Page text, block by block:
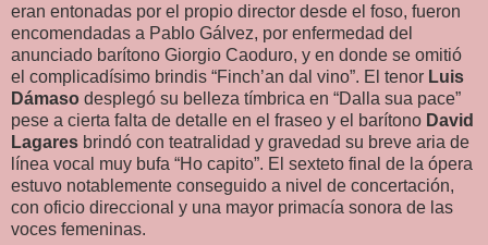
eran entonadas por el propio director desde el foso, fueron
encomendadas a Pablo Gálvez, por enfermedad del
anunciado barítono Giorgio Caoduro, y en donde se omitió
el complicadísimo brindis “Finch’an dal vino”. El tenor Luis
Dámaso desplegó su belleza tímbrica en “Dalla sua pace”
pese a cierta falta de detalle en el fraseo y el barítono David
Lagares brindó con teatralidad y gravedad su breve aria de
línea vocal muy bufa “Ho capito”. El sexteto final de la ópera
estuvo notablemente conseguido a nivel de concertación,
con oficio direccional y una mayor primacía sonora de las
voces femeninas.